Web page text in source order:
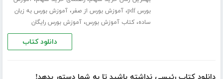
بورس pdf
،آموزش بورس از صفر،آموزش بورس به زبان
ساده،کتاب آموزش بورس،آموزش بورس رایگان
دانلود کتاب